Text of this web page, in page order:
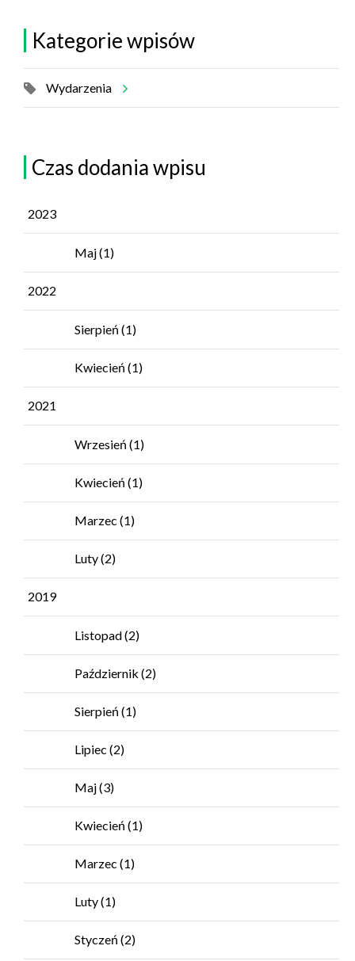
Kategorie wpisów
Wydarzenia
Czas dodania wpisu
2023
Maj(1)
2022
Sierpień (1)
Kwiecień (1)
2021
Wrzesień (1)
Kwiecień (1)
Marzec (1)
Luty(2)
2019
Listopad(2)
Październik (2)
Sierpień (1)
Lipiec (2)
Maj(3)
Kwiecień (1)
Marzec (1)
Luty(1)
Styczeń (2)